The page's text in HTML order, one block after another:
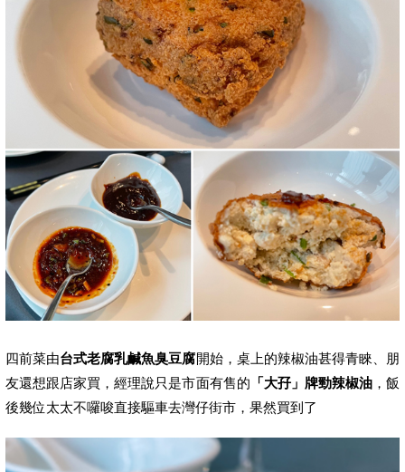
四前菜由台式老腐乳鹹魚臭豆腐開始，桌上的辣椒油甚得青睞、朋
友還想跟店家買，經理說只是市面有售的 「大孖」牌勁辣椒油，飯
後幾位太太不囉唆直接驅車去灣仔街市，果然買到了